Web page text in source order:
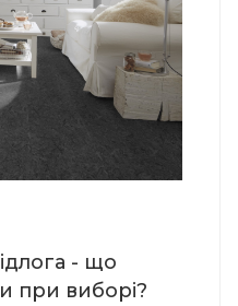
- що
при виборі?